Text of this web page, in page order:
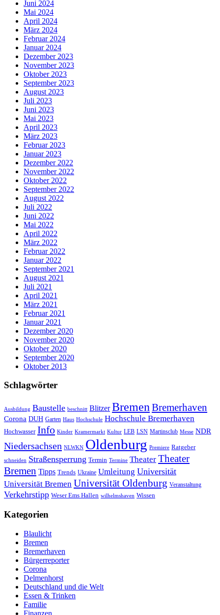
Juni 2024
Mai 2024
April 2024
März 2024
Februar 2024
Januar 2024
Dezember 2023
November 2023
Oktober 2023
September 2023
August 2023
Juli 2023
Juni 2023
Mai 2023
April 2023
März 2023
Februar 2023
Januar 2023
Dezember 2022
November 2022
Oktober 2022
September 2022
August 2022
Juli 2022
Juni 2022
Mai 2022
April 2022
März 2022
Februar 2022
Januar 2022
September 2021
August 2021
Juli 2021
April 2021
März 2021
Februar 2021
Januar 2021
Dezember 2020
November 2020
Oktober 2020
September 2020
Oktober 2013
Schlagwörter
Ausbildung Baustelle beschnitt Blitzer Bremen Bremerhaven
Corona DUH Garten Haus Hochschule Hochschule Bremerhaven
Hochwasser Info Kinder Kramermarkt Kultur LEB LSN Martinsclub Messe NDR
Niedersachsen NLWKN Oldenburg Premiere Ratgeber
schneiden Straßensperrung Termin Termine Theater Theater
Bremen Tipps Trends Ukraine Umleitung Universität
Universität Bremen Universität Oldenburg Veranstaltung
Verkehrstipp Weser Ems Hallen wilhelmshaven Wissen
Kategorien
Blaulicht
Bremen
Bremerhaven
Bürgerreporter
Corona
Delmenhorst
Deutschland und die Welt
Essen & Trinken
Familie
Finanzen